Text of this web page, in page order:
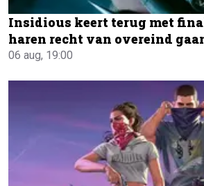
Insidious keert terug met
haren recht van overeind
06 aug, 19:00